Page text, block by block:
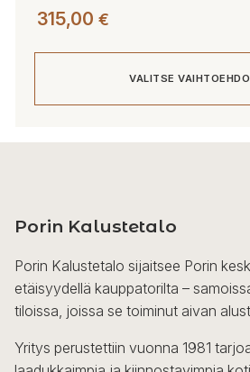
315,00 €
VALITSE
muunnelma.
tehdä
valinnat
tuotteen
sivulla.
Porin Kalustetalo
Porin Kalustetalo sijaitsee Porin
etäisyydellä kauppatorilta –
tiloissa, joissa se toiminut aivan
Yritys perustettiin vuonna 1981